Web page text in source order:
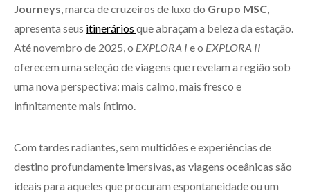
Journeys , marca de cruzeiros de luxo do Grupo MSC
apresenta seus itinerários que abraçam a beleza da estação.
Até novembro de 2025, o EXPLORA I e o EXPLORA II
oferecem uma seleção de viagens que revelam a região sob
uma nova perspectiva: mais calmo, mais fresco e
infinitamente mais íntimo.
Com tardes radiantes, sem multidões e experiências de
destino profundamente imersivas, as viagens oceânicas são
ideais para aqueles que procuram espontaneidade ou um